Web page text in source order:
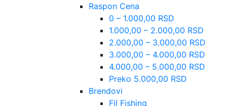
Raspon Cena
0 – 1.000,00 RSD
1.000,00 – 2.000,00 RSD
2.000,00 – 3.000,00 RSD
3.000,00 – 4.000,00 RSD
4.000,00 – 5.000,00 RSD
Preko 5.000,00 RSD
Brendovi
Fil Fishing